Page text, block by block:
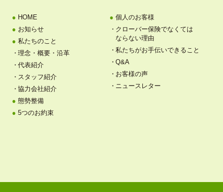
HOME
お知らせ
私たちのこと
理念・概要・沿革
代表紹介
スタッフ紹介
協力会社紹介
態勢整備
5つのお約束
個人のお客様
クローバー保険でなくては
ならない理由
私たちがお手伝いできること
Q&A
お客様の声
ニュースレター